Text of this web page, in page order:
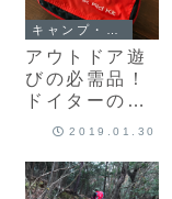
アウトドア遊
びの必需品！
ドイターの専
用ポーチでフ
ドキットを作
りました♪
2019.01.30